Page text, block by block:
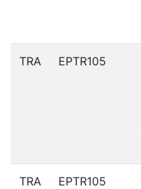
TRA EPTR105
TRA EPTR105